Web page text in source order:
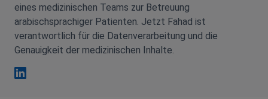
eines medizinischen Teams zur Betreuung
arabischsprachiger Patienten. Jetzt Fahad ist
verantwortlich für die Datenverarbeitung und die
Genauigkeit der medizinischen Inhalte.